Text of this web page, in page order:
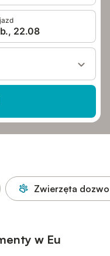
22.08
Zwierzęta
w Eu